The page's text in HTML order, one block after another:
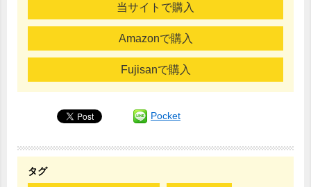
当サイトで購入
Amazonで購入
Fujisanで購入
Pocket
タグ